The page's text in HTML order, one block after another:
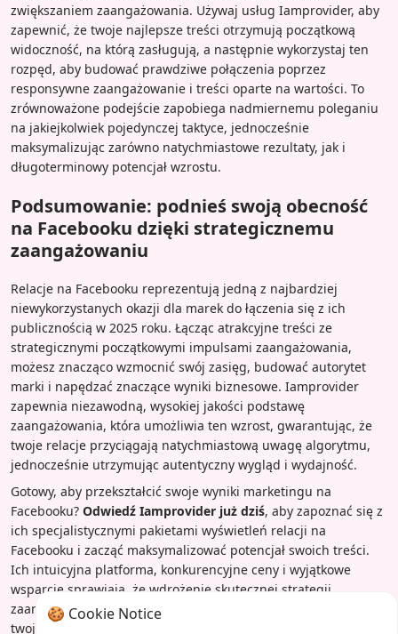
zwiększaniem zaangażowania. Używaj usług Iamprovider, aby
zapewnić, że twoje najlepsze treści otrzymują początkową
widoczność, na którą zasługują, a następnie wykorzystaj ten
rozpęd, aby budować prawdziwe połączenia poprzez
responsywne zaangażowanie i treści oparte na wartości. To
zrównoważone podejście zapobiega nadmiernemu poleganiu
na jakiejkolwiek pojedynczej taktyce, jednocześnie
maksymalizując zarówno natychmiastowe rezultaty, jak i
długoterminowy potencjał wzrostu.
Podsumowanie: podnieś swoją obecność
na Facebooku dzięki strategicznemu
zaangażowaniu
Relacje na Facebooku reprezentują jedną z najbardziej
niewykorzystanych okazji dla marek do łączenia się z ich
publicznością w 2025 roku. Łącząc atrakcyjne treści ze
strategicznymi początkowymi impulsami zaangażowania,
możesz znacząco wzmocnić swój zasięg, budować autorytet
marki i napędzać znaczące wyniki biznesowe. Iamprovider
zapewnia niezawodną, wysokiej jakości podstawę
zaangażowania, która umożliwia ten wzrost, gwarantując, że
twoje relacje przyciągają natychmiastową uwagę algorytmu,
jednocześnie utrzymując autentyczny wygląd i wydajność.
Gotowy, aby przekształcić swoje wyniki marketingu na
Facebooku? Odwiedź Iamprovider już dziś, aby zapoznać się z
ich specjalistycznymi pakietami wyświetleń relacji na
Facebooku i zacząć maksymalizować potencjał swoich treści.
Ich intuicyjna platforma, konkurencyjne ceny i wyjątkowe
wsparcie sprawiają, że wdrożenie skutecznej strategii
zaangażowania jest prostsze niż kiedykolwiek. Nie pozwól, aby
twoje najlepsze treści pozostały niezauważone — wzmocnij
🍪 Cookie Notice